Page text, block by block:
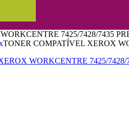
7425/7428/7435
TONER COMPATÍVEL XEROX